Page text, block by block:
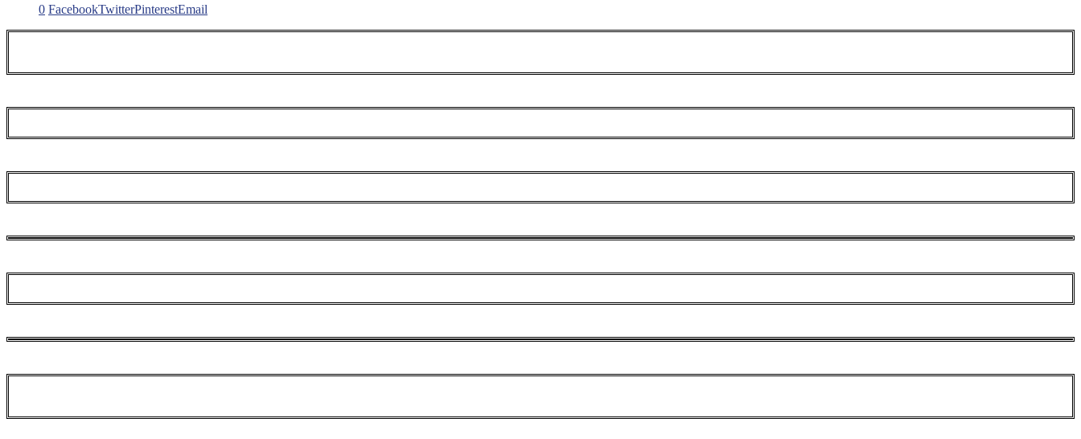
0 FacebookTwitterPinterestEmail